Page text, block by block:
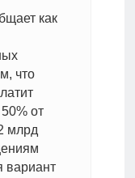
как
что
от
млрд
вариант